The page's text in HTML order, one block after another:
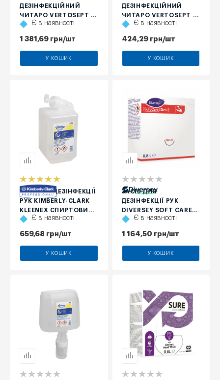
ДЕЗІНФЕКЦІЙНИЙ
ЧИТАРО VERTOSEPT 2,
5 Л
Є в наявності
1 381,69 грн/шт
У КОШИК
ДЕЗІНФЕКЦІЙНИЙ
ЧИТАРО VERTOSEPT 2
З ДОЗАТОРОМ-
Є в наявності
424,29грн/шт
У КОШИК
ГЕЛЬ ДЛЯ ДЕЗІНФЕКЦІЇ
РУК KIMBERLY-CLARK
KLEENEX СПИРТОВИЙ,
1 Л
Є в наявності
659,68 грн/шт
У КОШИК
ЗАСІБ ДЛЯ
ДЕЗІНФЕКЦІЇ РУК
DIVERSEY SOFT CARE
DES E Н5, 800 МЛ
Є в наявності
1 164,50 грн/шт
У КОШИК